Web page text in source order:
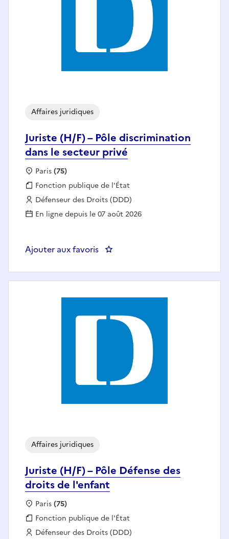
Juriste (H/F) – Pôle discrimination
dans le secteur privé
Affaires juridiques
Localisation :
Paris(75)
Fonction publique :
Fonction publique de l'État
Employeur :
Défenseur des Droits (DDD)
En ligne depuis le 07 août 2026
Ajouter aux favoris : Juriste (H/F) – Pôle
Juriste (H/F) – Pôle Défense des
droits de l'enfant
Affaires juridiques
Localisation :
Paris(75)
Fonction publique :
Fonction publique de l'État
Employeur :
Défenseur des Droits (DDD)